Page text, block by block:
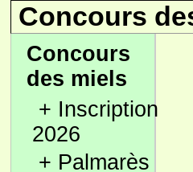
Concours
Concours
des miels
+ Inscription
2026
+ Palmarès